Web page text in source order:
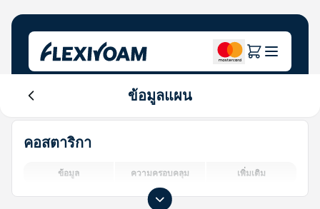
ศูนย์นักลงทุน
สำหรับแบรนด์
Login
ข้อมูลแผน
คอสตาริกา
ข้อมูล ความครอบคลุม เพิ่มเติม